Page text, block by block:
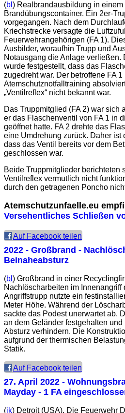
(bl ) Realbrandausbildung in einem
Brandübungscontainer. Ein 2er-
vorgegangen. Nach dem
Kriechstrecke versagte die
Feuerwehrangehörigen (FA 1).
Ausbilder, woraufhin Trupp und
Notausgang die Anlage verließen.
wurde festgestellt, dass das
zugedreht war. Der betroffene FA
Atemschutznotfalltraining
„Ventilreflex“ nicht bekannt war.
Das Truppmitglied (FA 2) war sich
er das Flaschenventil von FA 1 in
geöffnet hatte. FA 2 drehte das
eine Umdrehung zurück. Daher ist
dass das Ventil bereits vor dem
geschlossen war.
Beide Truppmitglieder berichteten
Ventilreflex vermutlich nicht
durch den getragenen Poncho
Atemschutzunfaelle.eu
Versehentliches Schließen
Auf Facebook teilen
2022 - Großbrand -
Beinaheabsturz
(bl ) Großbrand in einer
Nachlöscharbeiten im Innenangriff
Angriffstrupp nutzte ein
Meter Höhe. Während der
sackte das Podest unerwartet ab.
an dem Geländer festgehalten
Absturz verhindern. Die
aufgrund der thermischen
Statik.
Auf Facebook teilen
27. April 2022 -
Mayday - 1 FA
(jk) Detroit (USA). Die Feuerwehr